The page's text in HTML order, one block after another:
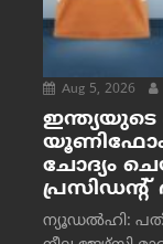
Aug 5, 2026
യൂണിഫോം
ചോദ്യം
പ്രസിഡന്റ്
ന്യൂഡൽഹി: